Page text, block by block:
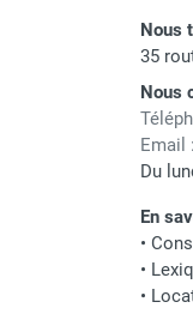
Nous
35
Nous
Email :
Du
En
•
•
•